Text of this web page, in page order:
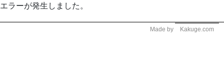
エラーが発生しました。
Made by Kakuge.com